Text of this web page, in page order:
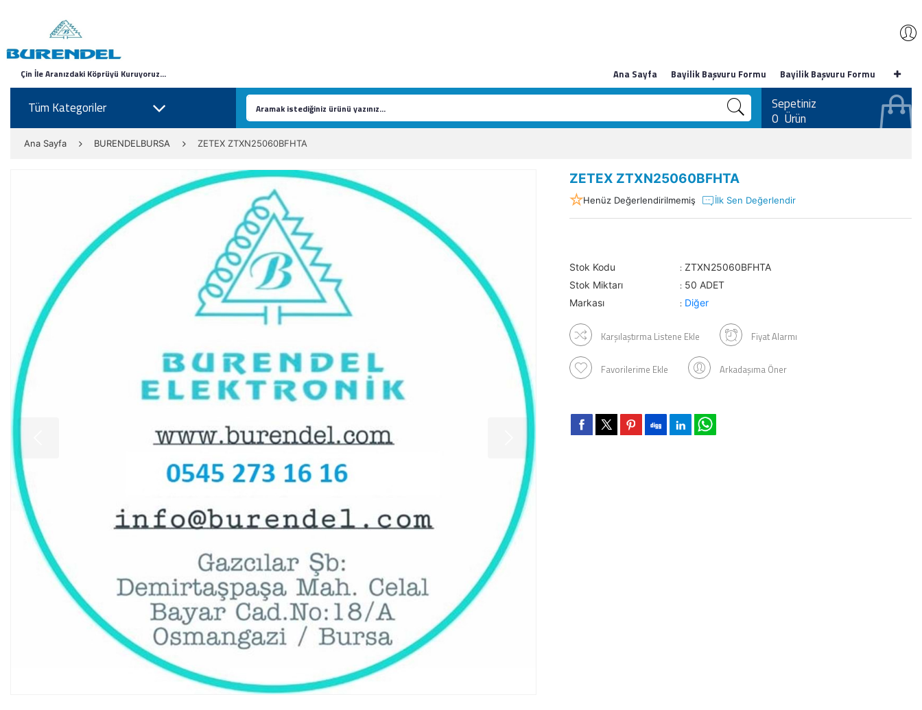
Çin İle Aranızdaki Köprüyü Kuruyoruz... Ana Sayfa Bayilik Başvuru Formu Bayilik Başvuru Formu
Tüm Kategoriler
Sepetiniz
0 Ürün
Ana Sayfa BURENDELBURSA ZETEX ZTXN25060BFHTA
ZETEX ZTXN25060BFHTA
Henüz Değerlendirilmemiş İlk Sen Değerlendir
Stok Kodu : ZTXN25060BFHTA
Stok Miktarı
: 50 ADET
Markası
: Diğer
Karşılaştırma Listene Ekle Fiyat Alarmı
Favorilerime Ekle Arkadaşıma Öner